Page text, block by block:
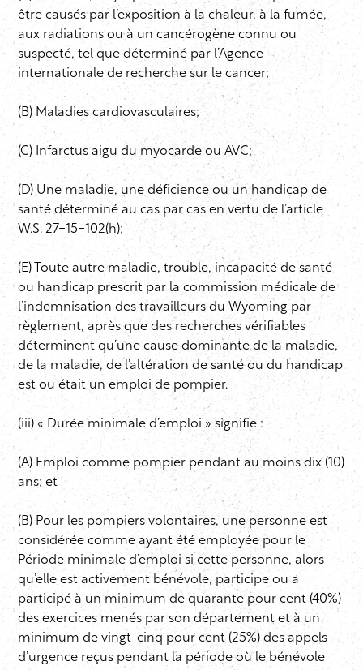
être causés par l’exposition à la chaleur, à la fumée,
aux radiations ou à un cancérogène connu ou
suspecté, tel que déterminé par l’Agence
internationale de recherche sur le cancer;
(B) Maladies cardiovasculaires;
(C) Infarctus aigu du myocarde ou AVC;
(D) Une maladie, une déficience ou un handicap de
santé déterminé au cas par cas en vertu de l’article
W.S. 27-15-102(h);
(E) Toute autre maladie, trouble, incapacité de santé
ou handicap prescrit par la commission médicale de
l’indemnisation des travailleurs du Wyoming par
règlement, après que des recherches vérifiables
déterminent qu’une cause dominante de la maladie,
de la maladie, de l’altération de santé ou du handicap
est ou était un emploi de pompier.
(iii) « Durée minimale d’emploi » signifie :
(A) Emploi comme pompier pendant au moins dix (10)
ans; et
(B) Pour les pompiers volontaires, une personne est
considérée comme ayant été employée pour le
Période minimale d’emploi si cette personne, alors
qu’elle est activement bénévole, participe ou a
participé à un minimum de quarante pour cent (40%)
des exercices menés par son département et à un
minimum de vingt-cinq pour cent (25%) des appels
d’urgence reçus pendant la période où le bénévole